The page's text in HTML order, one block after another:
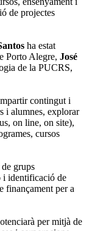
de projectes
ha estat
Porto Alegre, José
de la PUCRS,
contingut i
i alumnes, explorar
on line, on site),
cursos
grups
i identificació de
finançament per a
per mitjà de